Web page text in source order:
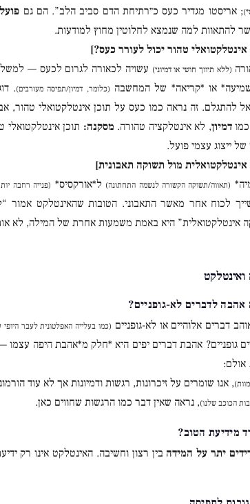
; אריסטו מגדיר כעס כ״רתיחת הדם סביב הלב”. הם גם
להתאוות למה שנמצא לחלוטין מחוץ למודעות.
טהור יכול לעורר כעס?]
(ללא תיווך חושי או דמיוני) עשויה לכאורה לגרום לכעס —
או *קריאה* של המחשבה (כלומר, דמיון/תפיסה מעורבים).
להתגלם. זה נראה כמו כעס על תוכן אינטלקטואלי טהור,
דמיון, לא אינטלקציה טהורה. מסקנה: תוכן
ייצוג עצמי פועל.
מול תשוקה תאבונית]
(תאווה/תשוקה הקשורה לנשמה התחתונה) ל*אורקסיס* (פנייה רחבה
לכוח אחר מאשר התאבוני. הטובות שהאינטלקט אמור
אינטלקטואלית” היא באמת משמעות אחרת של המילה, לא
דברים אלוהיים או לא-גופניים (כמו בעלייה האפלטונית לעבר היופי
גופניים? אהבת דברים יפים היא *חלק מ*אהבת היפה עצמו
אולם:
, אנו שומרים על זיכרונות, רגשות ודמיונות אך לא עוד
הכוכב שלנו), נראה שאין דבר כמו הרגשות שחווים כאן.
יתר על המידה בין רצון וחשיבה. האינטלקט אינו רק